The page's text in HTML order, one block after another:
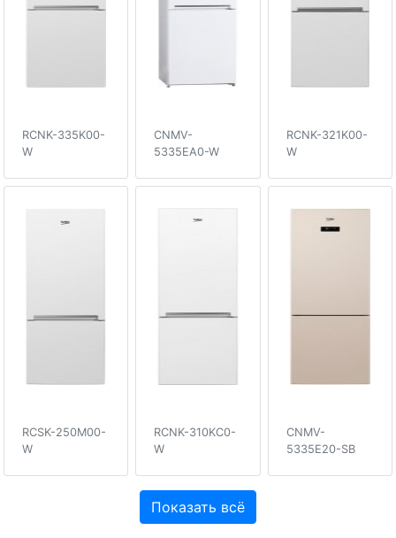
RCNK-335K00-
W
CNMV-
5335EA0-W
RCNK-321K00-
W
RCSK-250M00-
W
RCNK-310KC0-
W
CNMV-
5335E20-SB
Показать всё